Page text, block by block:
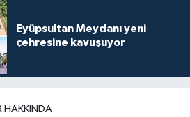
Eyüpsultan Meydanı yeni
çehresine kavuşuyor
HAKKINDA